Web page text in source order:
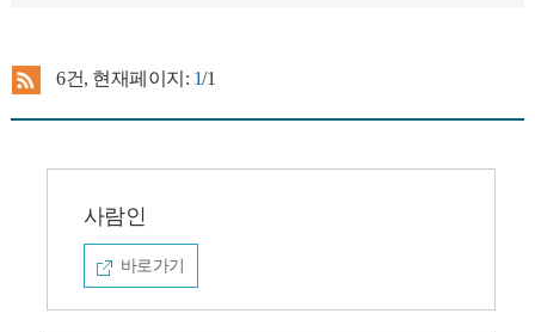
6건, 현재페이지: 1/1
사람인
바로가기